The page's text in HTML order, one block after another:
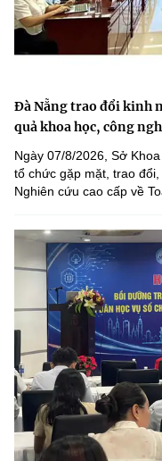
Đà Nẵng trao đổi kinh
quả khoa học, công
Ngày 07/8/2026, Sở
tổ chức gặp mặt, trao
Nghiên cứu cao cấp về